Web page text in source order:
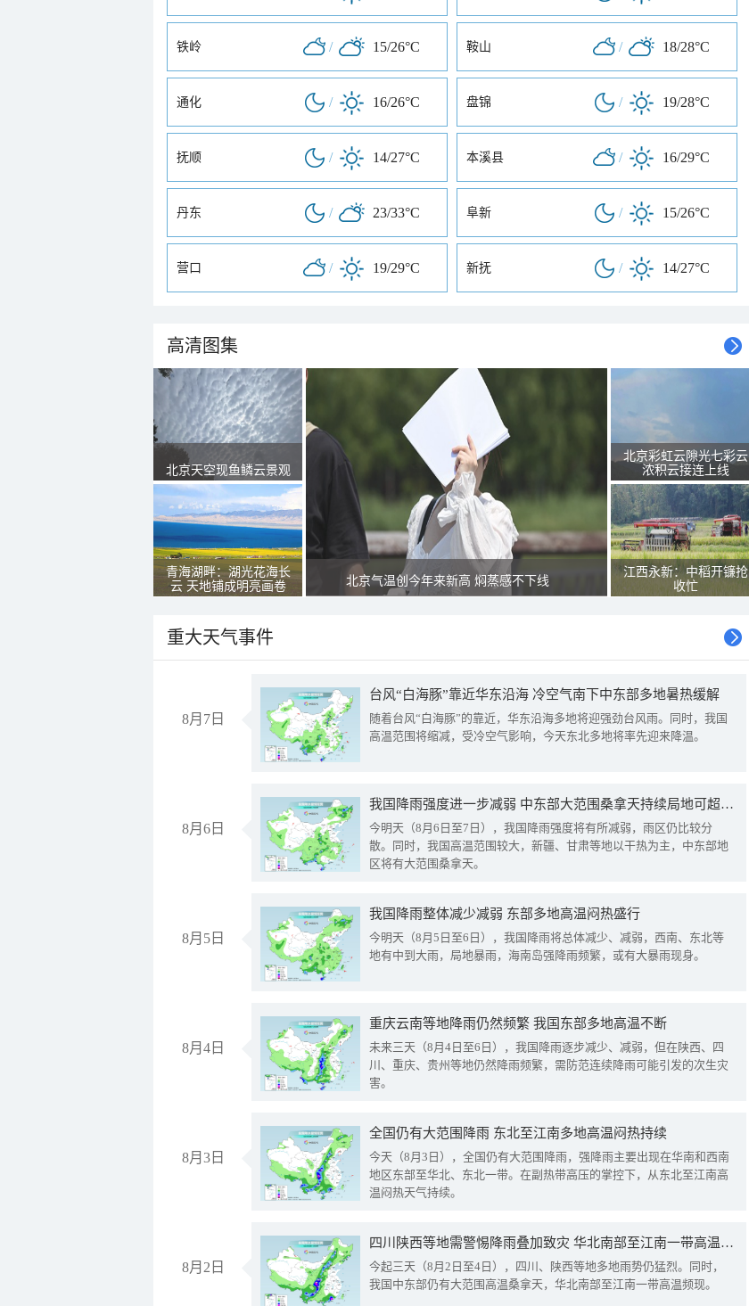
铁岭 / 15/26°C 鞍山 / 18/28°C
通化 / 16/26°C 盘锦 / 19/28°C
抚顺 / 14/27°C 本溪县 / 16/29°C
丹东 / 23/33°C 阜新 / 15/26°C
营口 / 19/29°C 新抚 / 14/27°C
高清图集
北京天空现鱼鳞云景观
青海湖畔：湖光花海长
云 天地铺成明亮画卷
北京气温创今年来新高 焖蒸感不下线
北京彩虹云隙光七彩云
浓积云接连上线
江西永新：中稻开镰抢
收忙
重大天气事件
8月7日
台风“白海豚”靠近华东沿海 冷空气南下中东部多地暑热缓解
随着台风“白海豚”的靠近，华东沿海多地将迎强劲台风雨。同时，我国
高温范围将缩减，受冷空气影响，今天东北多地将率先迎来降温。
8月6日
我国降雨强度进一步减弱 中东部大范围桑拿天持续局地可超38℃
今明天（8月6日至7日），我国降雨强度将有所减弱，雨区仍比较分
散。同时，我国高温范围较大，新疆、甘肃等地以干热为主，中东部地
区将有大范围桑拿天。
8月5日
我国降雨整体减少减弱 东部多地高温闷热盛行
今明天（8月5日至6日），我国降雨将总体减少、减弱，西南、东北等
地有中到大雨，局地暴雨，海南岛强降雨频繁，或有大暴雨现身。
8月4日
重庆云南等地降雨仍然频繁 我国东部多地高温不断
未来三天（8月4日至6日），我国降雨逐步减少、减弱，但在陕西、四
川、重庆、贵州等地仍然降雨频繁，需防范连续降雨可能引发的次生灾
害。
8月3日
全国仍有大范围降雨 东北至江南多地高温闷热持续
今天（8月3日），全国仍有大范围降雨，强降雨主要出现在华南和西南
地区东部至华北、东北一带。在副热带高压的掌控下，从东北至江南高
温闷热天气持续。
8月2日
四川陕西等地需警惕降雨叠加致灾 华北南部至江南一带高温频现
今起三天（8月2日至4日），四川、陕西等地多地雨势仍猛烈。同时，
我国中东部仍有大范围高温桑拿天，华北南部至江南一带高温频现。